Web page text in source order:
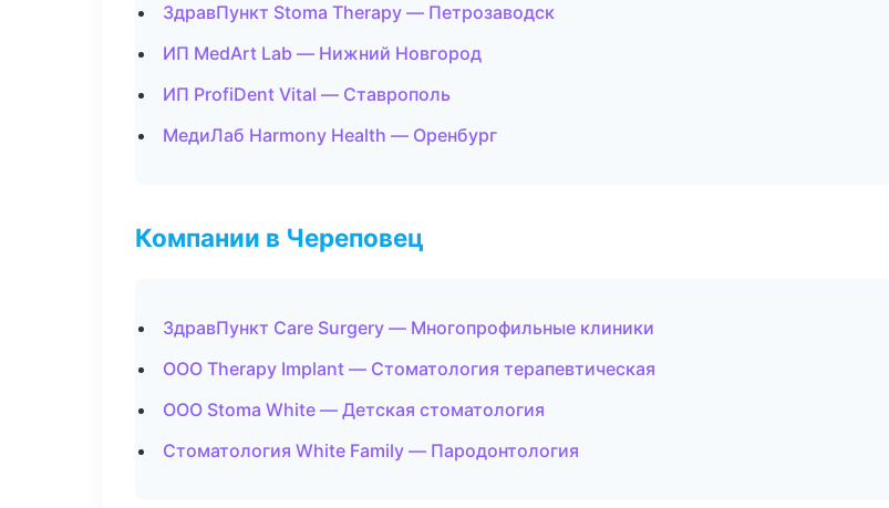
ЗдравПункт Stoma Therapy — Петрозаводск
ИП MedArt Lab — Нижний Новгород
ИП ProfiDent Vital — Ставрополь
МедиЛаб Harmony Health — Оренбург
Компании в Череповец
ЗдравПункт Care Surgery — Многопрофильные клиники
ООО Therapy Implant — Стоматология терапевтическая
ООО Stoma White — Детская стоматология
Стоматология White Family — Пародонтология